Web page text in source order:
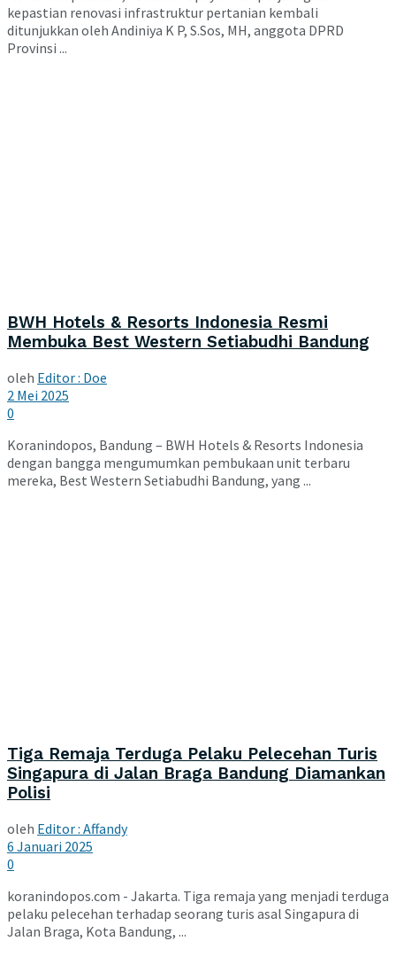
kepastian renovasi infrastruktur pertanian kembali
ditunjukkan oleh Andiniya K P, S.Sos, MH, anggota DPRD
Provinsi ...
BWH Hotels & Resorts Indonesia Resmi
Membuka Best Western Setiabudhi Bandung
oleh Editor : Doe
2 Mei 2025
0
Koranindopos, Bandung – BWH Hotels & Resorts Indonesia
dengan bangga mengumumkan pembukaan unit terbaru
mereka, Best Western Setiabudhi Bandung, yang ...
Tiga Remaja Terduga Pelaku Pelecehan Turis
Singapura di Jalan Braga Bandung Diamankan
Polisi
oleh Editor : Affandy
6 Januari 2025
0
koranindopos.com - Jakarta. Tiga remaja yang menjadi terduga
pelaku pelecehan terhadap seorang turis asal Singapura di
Jalan Braga, Kota Bandung, ...